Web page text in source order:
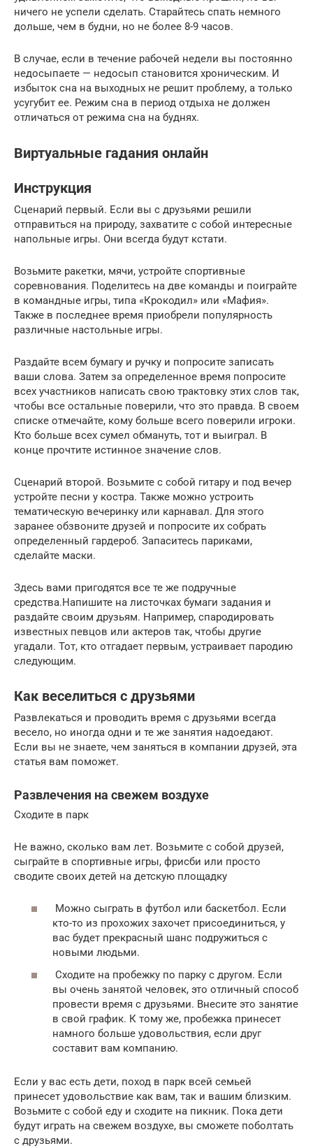
ничего не успели сделать. Старайтесь спать немного
дольше, чем в будни, но не более 8-9 часов.
В случае, если в течение рабочей недели вы постоянно
недосыпаете — недосып становится хроническим. И
избыток сна на выходных не решит проблему, а только
усугубит ее. Режим сна в период отдыха не должен
отличаться от режима сна на буднях.
Виртуальные гадания онлайн
Инструкция
Сценарий первый. Если вы с друзьями решили
отправиться на природу, захватите с собой интересные
напольные игры. Они всегда будут кстати.
Возьмите ракетки, мячи, устройте спортивные
соревнования. Поделитесь на две команды и поиграйте
в командные игры, типа «Крокодил» или «Мафия».
Также в последнее время приобрели популярность
различные настольные игры.
Раздайте всем бумагу и ручку и попросите записать
ваши слова. Затем за определенное время попросите
всех участников написать свою трактовку этих слов так,
чтобы все остальные поверили, что это правда. В своем
списке отмечайте, кому больше всего поверили игроки.
Кто больше всех сумел обмануть, тот и выиграл. В
конце прочтите истинное значение слов.
Сценарий второй. Возьмите с собой гитару и под вечер
устройте песни у костра. Также можно устроить
тематическую вечеринку или карнавал. Для этого
заранее обзвоните друзей и попросите их собрать
определенный гардероб. Запаситесь париками,
сделайте маски.
Здесь вами пригодятся все те же подручные
средства.Напишите на листочках бумаги задания и
раздайте своим друзьям. Например, спародировать
известных певцов или актеров так, чтобы другие
угадали. Тот, кто отгадает первым, устраивает пародию
следующим.
Как веселиться с друзьями
Развлекаться и проводить время с друзьями всегда
весело, но иногда одни и те же занятия надоедают.
Если вы не знаете, чем заняться в компании друзей, эта
статья вам поможет.
Развлечения на свежем воздухе
Сходите в парк
Не важно, сколько вам лет. Возьмите с собой друзей,
сыграйте в спортивные игры, фрисби или просто
сводите своих детей на детскую площадку
Можно сыграть в футбол или баскетбол. Если
кто-то из прохожих захочет присоединиться, у
вас будет прекрасный шанс подружиться с
новыми людьми.
Сходите на пробежку по парку с другом. Если
вы очень занятой человек, это отличный способ
провести время с друзьями. Внесите это занятие
в свой график. К тому же, пробежка принесет
намного больше удовольствия, если друг
составит вам компанию.
Если у вас есть дети, поход в парк всей семьей
принесет удовольствие как вам, так и вашим близким.
Возьмите с собой еду и сходите на пикник. Пока дети
будут играть на свежем воздухе, вы сможете поболтать
с друзьями.